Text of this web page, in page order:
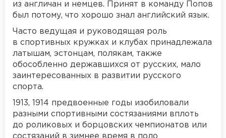
из англичан и немцев. Принят в команду Попов
был потому, что хорошо знал английский язык.
Часто ведущая и руководящая роль
в спортивных кружках и клубах принадлежала
латышам, эстонцам, полякам, также
обособленно державшихся от русских, мало
заинтересованных в развитии русского
спорта.
1913, 1914 предвоенные годы изобиловали
разными спортивными состязаниями вплоть
до роликовых и борцовских чемпионатов или
состязаний в зимнее время в поло